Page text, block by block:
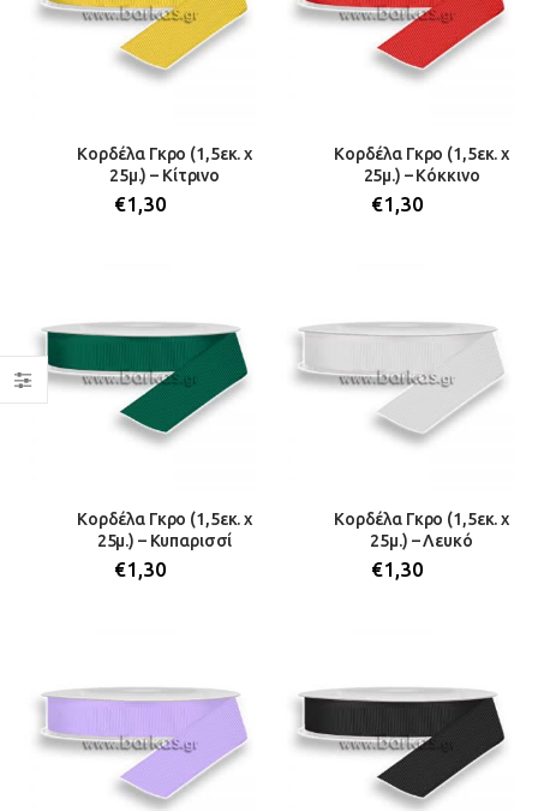
Κορδέλα Γκρο (1,5εκ. x
25μ.) – Κίτρινο
€1,30
Κορδέλα Γκρο (1,5εκ. x
25μ.) – Κόκκινο
€1,30
Κορδέλα Γκρο (1,5εκ. x
25μ.) – Κυπαρισσί
€1,30
Κορδέλα Γκρο (1,5εκ. x
25μ.) – Λευκό
€1,30